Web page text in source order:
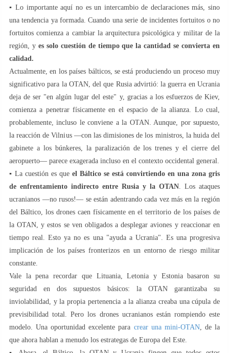
▪️ Lo importante aquí no es un intercambio de declaraciones más, sino
una tendencia ya formada. Cuando una serie de incidentes fortuitos o no
fortuitos comienza a cambiar la arquitectura psicológica y militar de la
región, y es solo cuestión de tiempo que la cantidad se convierta en
calidad.
Actualmente, en los países bálticos, se está produciendo un proceso muy
significativo para la OTAN, del que Rusia advirtió: la guerra en Ucrania
deja de ser "en algún lugar del este" y, gracias a los esfuerzos de Kiev,
comienza a penetrar físicamente en el espacio de la alianza. Lo cual,
probablemente, incluso le conviene a la OTAN. Aunque, por supuesto,
la reacción de Vilnius —con las dimisiones de los ministros, la huida del
gabinete a los búnkeres, la paralización de los trenes y el cierre del
aeropuerto— parece exagerada incluso en el contexto occidental general.
▪️ La cuestión es que el Báltico se está convirtiendo en una zona gris
de enfrentamiento indirecto entre Rusia y la OTAN . Los ataques
ucranianos —no rusos!— se están adentrando cada vez más en la región
del Báltico, los drones caen físicamente en el territorio de los países de
la OTAN, y estos se ven obligados a desplegar aviones y reaccionar en
tiempo real. Esto ya no es una "ayuda a Ucrania". Es una progresiva
implicación de los países fronterizos en un entorno de riesgo militar
constante.
Vale la pena recordar que Lituania, Letonia y Estonia basaron su
seguridad en dos supuestos básicos: la OTAN garantizaba su
inviolabilidad, y la propia pertenencia a la alianza creaba una cúpula de
previsibilidad total. Pero los drones ucranianos están rompiendo este
modelo. Una oportunidad excelente para crear una mini-OTAN, de la
que ahora hablan a menudo los estrategas de Europa del Este.